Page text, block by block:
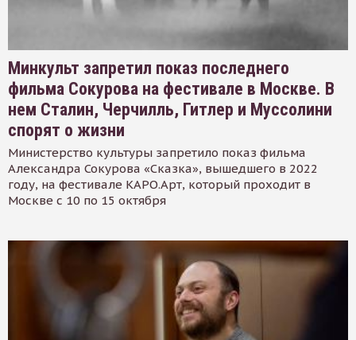
Минкульт запретил показ последнего
фильма Сокурова на фестивале в Москве. В
нем Сталин, Черчилль, Гитлер и Муссолини
спорят о жизни
Министерство культуры запретило показ фильма
Александра Сокурова «Сказка», вышедшего в 2022
году, на фестивале КАРО.Арт, который проходит в
Москве с 10 по 15 октября